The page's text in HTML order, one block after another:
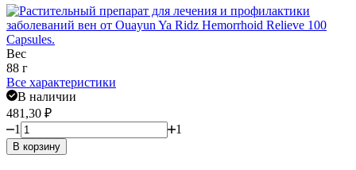
Вес
88 г
Все характеристики
В наличии
481,30 ₽
1
1
В корзину